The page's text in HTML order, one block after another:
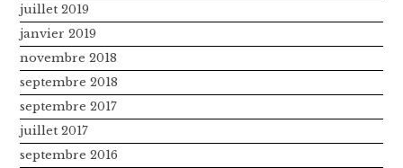
juillet 2019
janvier 2019
novembre 2018
septembre 2018
septembre 2017
juillet 2017
septembre 2016